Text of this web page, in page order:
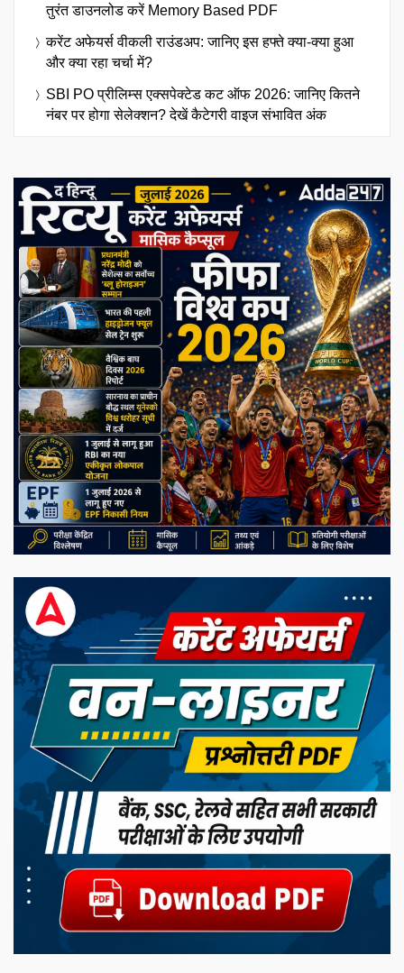
तुरंत डाउनलोड करें Memory Based PDF
करेंट अफेयर्स वीकली राउंडअप: जानिए इस हफ्ते क्या-क्या हुआ
और क्या रहा चर्चा में?
SBI PO प्रीलिम्स एक्सपेक्टेड कट ऑफ 2026: जानिए कितने
नंबर पर होगा सेलेक्शन? देखें कैटेगरी वाइज संभावित अंक